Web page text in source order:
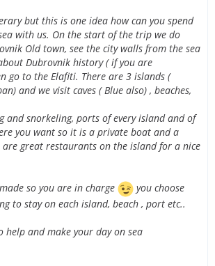
but this is one idea how can you spend
with us. On the start of the trip we do
Old town, see the city walls from the sea
Dubrovnik history ( if you are
go to the Elafiti. There are 3 islands (
and we visit caves ( Blue also) , beaches,
and snorkeling, ports of every island and of
you want so it is a private boat and a
great restaurants on the island for a nice
so you are in charge
you choose
to stay on each island, beach , port etc..
help and make your day on sea